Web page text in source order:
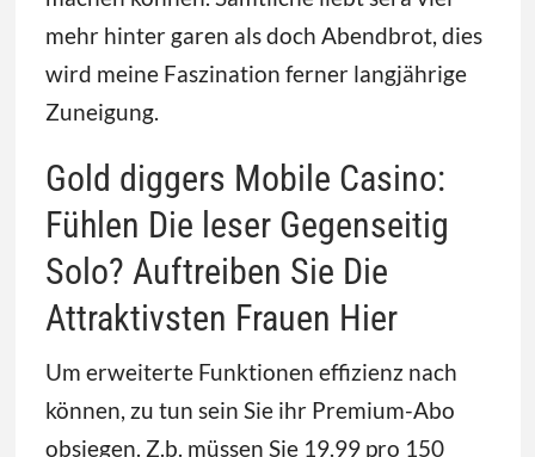
mehr hinter garen als doch Abendbrot, dies
wird meine Faszination ferner langjährige
Zuneigung.
Gold diggers Mobile Casino:
Fühlen Die leser Gegenseitig
Solo? Auftreiben Sie Die
Attraktivsten Frauen Hier
Um erweiterte Funktionen effizienz nach
können, zu tun sein Sie ihr Premium-Abo
obsiegen. Z.b. müssen Sie 19.99 pro 150